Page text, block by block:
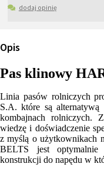
dodaj opinię
Opis
Pas klinowy
Linia pasów rolniczych
S.A. które są
kombajnach rolniczych.
wiedzę i doświadczenie
z myślą o użytkownikach
BELTS jest
konstrukcji do napędu w